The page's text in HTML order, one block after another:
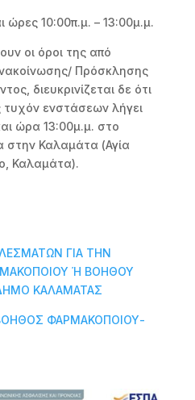
ώρες 10:00π.μ. – 13:00μ.μ.
οι όροι της από
Πρόσκλησης
διευκρινίζεται δε ότι
ενστάσεων λήγει
ώρα 13:00μ.μ. στο
Καλαμάτα (Αγία
Καλαμάτα).
ΓΙΑ ΤΗΝ
Ή ΒΟΗΘΟΥ
ΚΑΛΑΜΑΤΑΣ
ΦΑΡΜΑΚΟΠΟΙΟΥ-